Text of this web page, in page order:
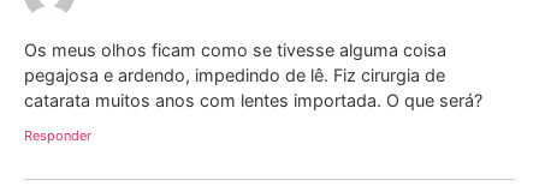
Os meus olhos ficam como se tivesse alguma coisa
pegajosa e ardendo, impedindo de lê. Fiz cirurgia de
catarata muitos anos com lentes importada. O que será?
Responder